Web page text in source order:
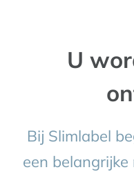
U
Bij Slimlabel
een belangrijke